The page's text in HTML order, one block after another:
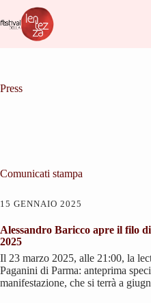
al
contenuto
Press
Comunicati stampa
15 GENNAIO 2025
Alessandro Baricco apre il filo
2025
Il 23 marzo 2025, alle 21:00, la
Paganini di Parma: anteprima
manifestazione, che si terrà a